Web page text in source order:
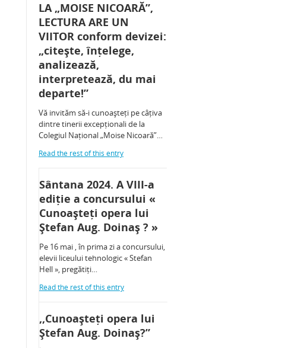
LA „MOISE NICOARĂ”,
LECTURA ARE UN
VIITOR conform devizei:
„citește, înțelege,
analizează,
interpretează, du mai
departe!”
Vă invităm să-i cunoașteți pe câțiva
dintre tinerii excepționali de la
Colegiul Național „Moise Nicoară”…
Read the rest of this entry
Sântana 2024. A VIII-a
ediție a concursului «
Cunoașteți opera lui
Ștefan Aug. Doinaș ? »
Pe 16 mai , în prima zi a concursului,
elevii liceului tehnologic « Stefan
Hell », pregătiți…
Read the rest of this entry
,,Cunoașteți opera lui
Ștefan Aug. Doinaș?”